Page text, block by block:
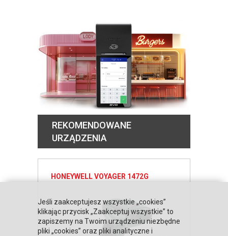
REKOMENDOWANE
URZĄDZENIA
HONEYWELL VOYAGER 1472G
Jeśli zaakceptujesz wszystkie „cookies”
klikając przycisk „Zaakceptuj wszystkie” to
zapiszemy na Twoim urządzeniu niezbędne
pliki „cookies” oraz pliki analityczne i